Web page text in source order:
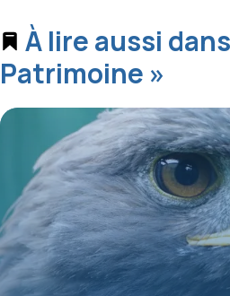
À lire aussi
Patrimoine »